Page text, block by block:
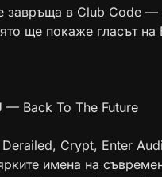
завръща в Club Code —
ще покаже гласът на
— Back To The Future
Crypt, Enter
имена на